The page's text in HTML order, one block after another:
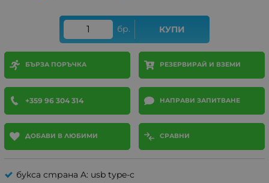
бр. КУПИ
БЪРЗА ПОРЪЧКА РЕЗЕРВИРАЙ И ВЗЕМИ
+359 96 304 314 НАПРАВИ ЗАПИТВАНЕ
ДОБАВИ В ЛЮБИМИ СРАВНИ
букса страна A: usb type-c